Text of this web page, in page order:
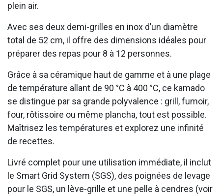
plein air.
Avec ses deux demi-grilles en inox d’un diamètre
total de 52 cm, il offre des dimensions idéales pour
préparer des repas pour 8 à 12 personnes.
Grâce à sa céramique haut de gamme et à une plage
de température allant de 90 °C à 400 °C, ce kamado
se distingue par sa grande polyvalence : grill, fumoir,
four, rôtissoire ou même plancha, tout est possible.
Maîtrisez les températures et explorez une infinité
de recettes.
Livré complet pour une utilisation immédiate, il inclut
le Smart Grid System (SGS), des poignées de levage
pour le SGS, un lève-grille et une pelle à cendres (voir